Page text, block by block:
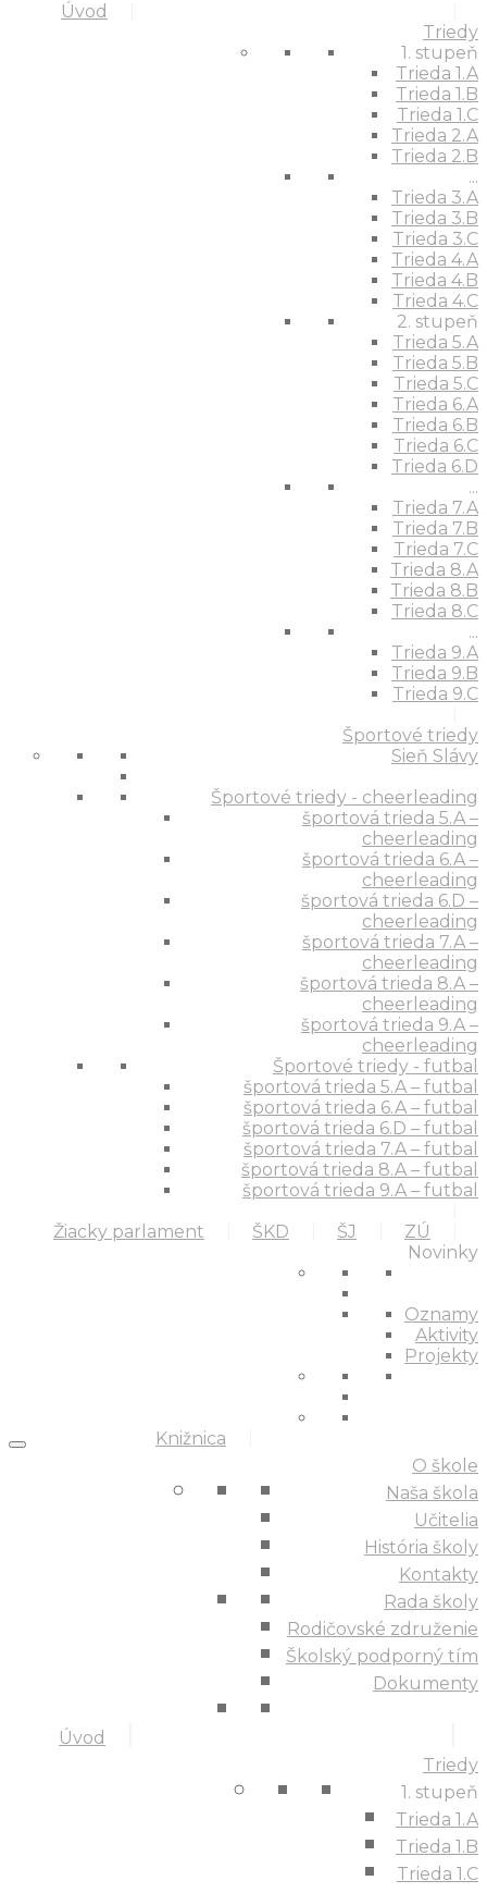
Úvod
Triedy
1. stupeň
Trieda 1.A
Trieda 1.B
Trieda 1.C
Trieda 2.A
Trieda 2.B
...
Trieda 3.A
Trieda 3.B
Trieda 3.C
Trieda 4.A
Trieda 4.B
Trieda 4.C
2. stupeň
Trieda 5.A
Trieda 5.B
Trieda 5.C
Trieda 6.A
Trieda 6.B
Trieda 6.C
Trieda 6.D
...
Trieda 7.A
Trieda 7.B
Trieda 7.C
Trieda 8.A
Trieda 8.B
Trieda 8.C
...
Trieda 9.A
Trieda 9.B
Trieda 9.C
Športové triedy
Sieň Slávy
Športové triedy - cheerleading
športová trieda 5.A –
cheerleading
športová trieda 6.A –
cheerleading
športová trieda 6.D –
cheerleading
športová trieda 7.A –
cheerleading
športová trieda 8.A –
cheerleading
športová trieda 9.A –
cheerleading
Športové triedy - futbal
športová trieda 5.A – futbal
športová trieda 6.A – futbal
športová trieda 6.D – futbal
športová trieda 7.A – futbal
športová trieda 8.A – futbal
športová trieda 9.A – futbal
Žiacky parlament
ŠKD ŠJ ZÚ
Knižnica
Novinky
Oznamy
Aktivity
Projekty
Úvod
O škole
Naša škola
Učitelia
História školy
Kontakty
Rada školy
Rodičovské združenie
Školský podporný tím
Dokumenty
Triedy
1. stupeň
Trieda 1.A
Trieda 1.B
Trieda 1.C